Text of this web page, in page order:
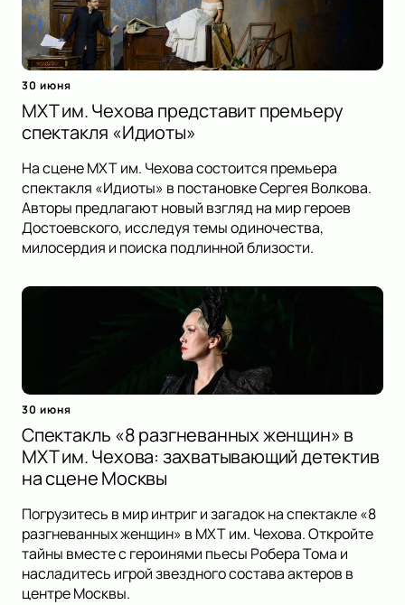
30 июня
МХТ им. Чехова представит премьеру
спектакля «Идиоты»
На сцене МХТ им. Чехова состоится премьера
спектакля «Идиоты» в постановке Сергея Волкова.
Авторы предлагают новый взгляд на мир героев
Достоевского, исследуя темы одиночества,
милосердия и поиска подлинной близости.
30 июня
Спектакль «8 разгневанных женщин» в
МХТ им. Чехова: захватывающий детектив
на сцене Москвы
Погрузитесь в мир интриг и загадок на спектакле «8
разгневанных женщин» в МХТ им. Чехова. Откройте
тайны вместе с героинями пьесы Робера Тома и
насладитесь игрой звездного состава актеров в
центре Москвы.